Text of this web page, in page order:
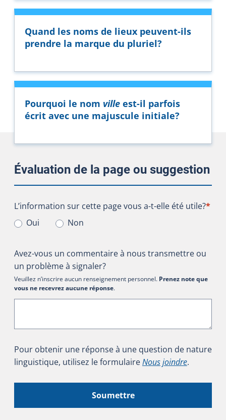
Quand les noms de lieux peuvent-ils
prendre la marque du pluriel?
Pourquoi le nom ville est-il parfois
écrit avec une majuscule initiale?
Évaluation de la page ou suggestion
L’information sur cette page vous a-t-elle été utile?
L’information sur cette page vous a-t-elle été utile?*
Oui
Non
Avez-vous un commentaire à nous transmettre ou
un problème à signaler?
Veuillez n’inscrire aucun renseignement personnel. Prenez note que
vous ne recevrez aucune réponse.
Pour obtenir une réponse à une question de nature
linguistique, utilisez le formulaireNous joindre.
Soumettre